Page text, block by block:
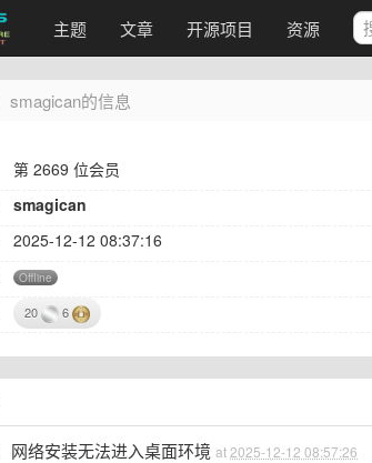
主题 文章 开源项目 资源
smagican的信息
第 2669 位会员
smagican
2025-12-12 08:37:16
Offline
20 6
网络安装无法进入桌面环境 at 2025-12-12 08:57:26